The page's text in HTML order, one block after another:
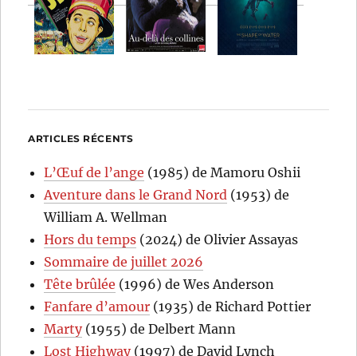
ARTICLES RÉCENTS
L’Œuf de l’ange (1985) de Mamoru Oshii
Aventure dans le Grand Nord (1953) de
William A. Wellman
Hors du temps (2024) de Olivier Assayas
Sommaire de juillet 2026
Tête brûlée (1996) de Wes Anderson
Fanfare d’amour (1935) de Richard Pottier
Marty(1955) de Delbert Mann
Lost Highway(1997) de David Lynch